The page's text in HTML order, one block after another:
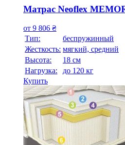
Матрас Neoflex
от 9 806 ₴
Тип:
беспружинный
Жесткость: мягкий, средний
Высотa:
18 см
Нагрузка:
до 120 кг
Купить